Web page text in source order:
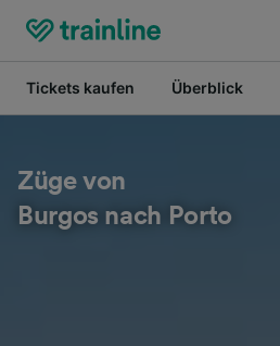
Tickets kaufen Überblick
Züge von
Burgos nach Porto